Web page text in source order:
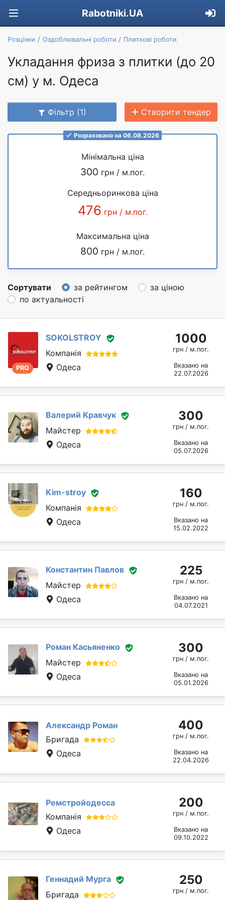
Rabotniki.UA
Розцінки Оздоблювальні роботи Плиткові роботи
Укладання фриза з плитки (до 20
см) у м. Одеса
Фільтр (1) Створити тендер
Розраховано на 06.08.2026
Мінімальна ціна
300 грн / м.пог.
Середньоринкова ціна
476 грн / м.пог.
Максимальна ціна
800 грн / м.пог.
Сортувати за рейтингом
за ціною
по актуальності
PRO
SOKOLSTROY
Компанія
Одеса
1000
грн / м.пог.
Вказано на
22.07.2026
Валерий Кравчук
Майстер
Одеса
300
грн / м.пог.
Вказано на
05.07.2026
Kim-stroy
Компанія
Одеса
160
грн / м.пог.
Вказано на
15.02.2022
Константин Павлов
Майстер
Одеса
225
грн / м.пог.
Вказано на
04.07.2021
Роман Касьяненко
Майстер
Одеса
300
грн / м.пог.
Вказано на
05.01.2026
Александр Роман
Бригада
Одеса
400
грн / м.пог.
Вказано на
22.04.2026
Ремстройодесса
Компанія
Одеса
200
грн / м.пог.
Вказано на
09.10.2022
Геннадий Мурга
Бригада
250
грн / м.пог.